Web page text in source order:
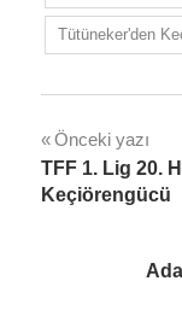
Tütüneker'den
Yazı
Önceki yazı
TFF 1. Lig 20.
Keçiörengücü